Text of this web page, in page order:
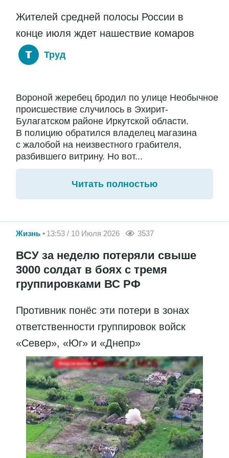
Жителей средней полосы России в
конце июля ждет нашествие комаров
Труд
Вороной жеребец бродил по улице Необычное
происшествие случилось в Эхирит-
Булагатском районе Иркутской области.
В полицию обратился владелец магазина
с жалобой на неизвестного грабителя,
разбившего витрину. Но вот...
Читать полностью
Жизнь 13:53 / 10 Июля 2026 3537
ВСУ за неделю потеряли свыше
3000 солдат в боях с тремя
группировками ВС РФ
Противник понёс эти потери в зонах
ответственности группировок войск
«Север», «Юг» и «Днепр»